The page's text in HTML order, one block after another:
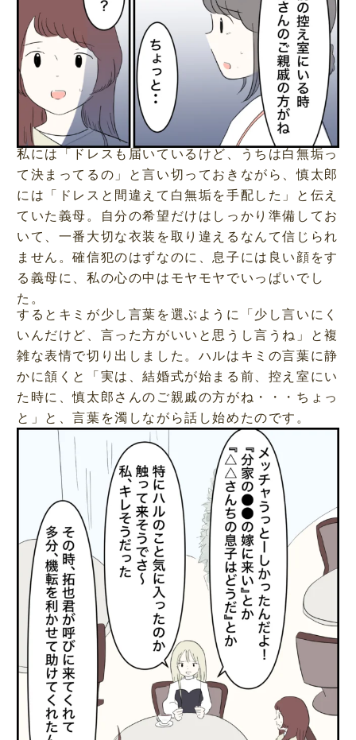
私には「ドレスも届いているけど、うちは白無垢っ
て決まってるの」と言い切っておきながら、慎太郎
には「ドレスと間違えて白無垢を手配した」と伝え
ていた義母。自分の希望だけはしっかり準備してお
いて、一番大切な衣装を取り違えるなんて信じられ
ません。確信犯のはずなのに、息子には良い顔をす
る義母に、私の心の中はモヤモヤでいっぱいでし
た。
するとキミが少し言葉を選ぶように「少し言いにく
いんだけど、言った方がいいと思うし言うね」と複
雑な表情で切り出しました。ハルはキミの言葉に静
かに頷くと「実は、結婚式が始まる前、控え室にい
た時に、慎太郎さんのご親戚の方がね・・・ちょっ
と」と、言葉を濁しながら話し始めたのです。